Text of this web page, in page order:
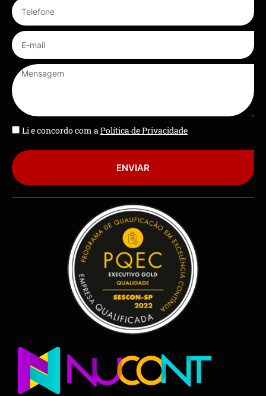
Li e concordo com aPolítica de Privacidade
ENVIAR